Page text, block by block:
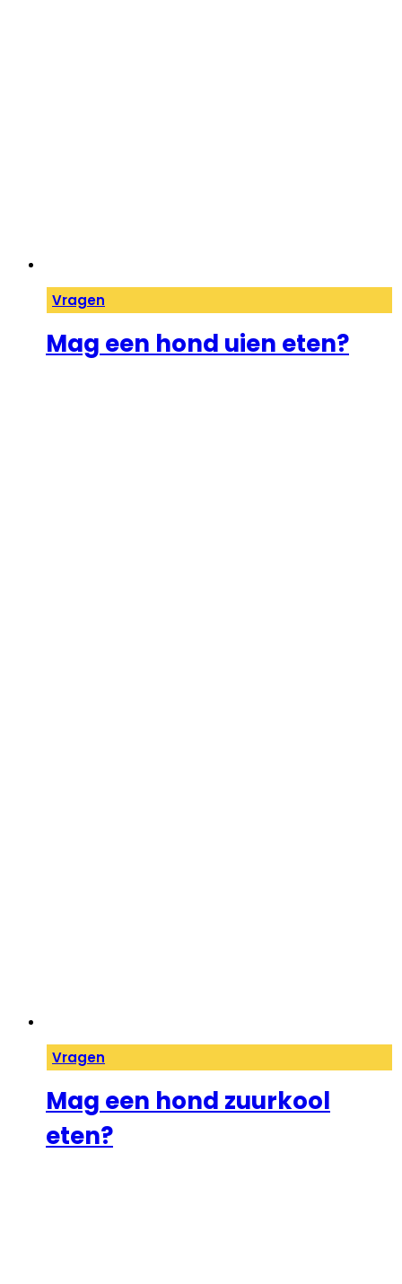
Vragen
Mag een hond uien eten?
Vragen
Mag een hond zuurkool
eten?